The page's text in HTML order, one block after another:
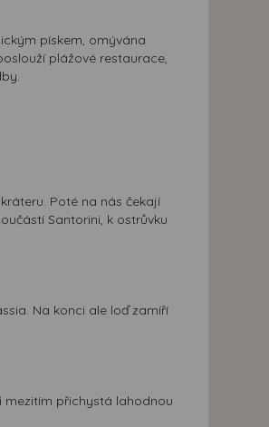
pískem, omývána
plážové restaurace,
Poté na nás čekají
Santorini, k ostrůvku
Na konci ale loď zamíří
mezitím přichystá lahodnou